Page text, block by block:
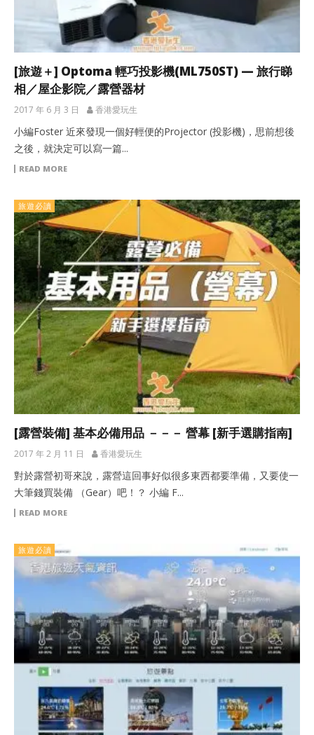
[旅遊＋] Optoma 輕巧投影機(ML750ST) — 旅行睇
相／屋企影院／露營器材
2017 年 6 月 3 日 香港愛玩生
小編Foster 近來發現一個好輕便的Projector (投影機)，思前想後
之後，就決定可以寫一篇...
READ MORE
旅遊必讀
[露營裝備] 基本必備用品 －－－ 營幕 [新手選購指南]
2017 年 2 月 11 日 香港愛玩生
對於露營初哥來說，露營這回事好似很多東西都要準備，又要使一
大筆錢買裝備 （Gear）吧！？ 小編 F...
READ MORE
旅遊必讀